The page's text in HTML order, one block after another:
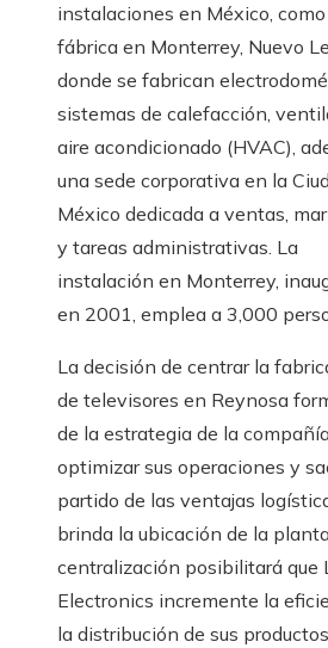
instalaciones en México,
fábrica en Monterrey, Nuevo
donde se fabrican
sistemas de calefacción,
aire acondicionado (HVAC),
una sede corporativa en la
México dedicada a ventas,
y tareas administrativas. La
instalación en Monterrey,
en 2001, emplea a 3,000
La decisión de centrar la
de televisores en Reynosa
de la estrategia de la
optimizar sus operaciones y
partido de las ventajas
brinda la ubicación de la
centralización posibilitará que
Electronics incremente la
la distribución de sus